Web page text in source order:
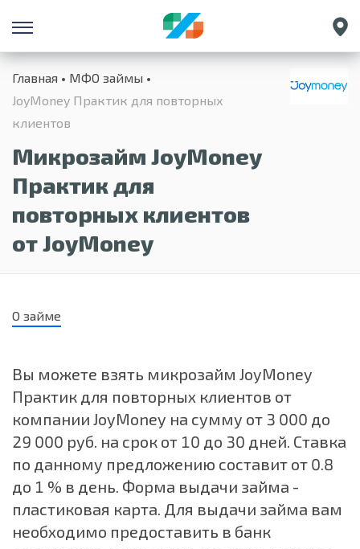
Санкт-Петербург
Екатеринбург
Краснодар
Главная
МФО займы
JoyMoney Практик для повторных
клиентов
Микрозайм JoyMoney
Практик для
повторных клиентов
от JoyMoney
О займе
Вы можете взять микрозайм JoyMoney
Практик для повторных клиентов от
компании JoyMoney на сумму от 3 000 до
29 000 руб. на срок от 10 до 30 дней. Ставка
по данному предложению составит от 0.8
до 1 % в день. Форма выдачи займа -
пластиковая карта. Для выдачи займа вам
необходимо предоставить в банк